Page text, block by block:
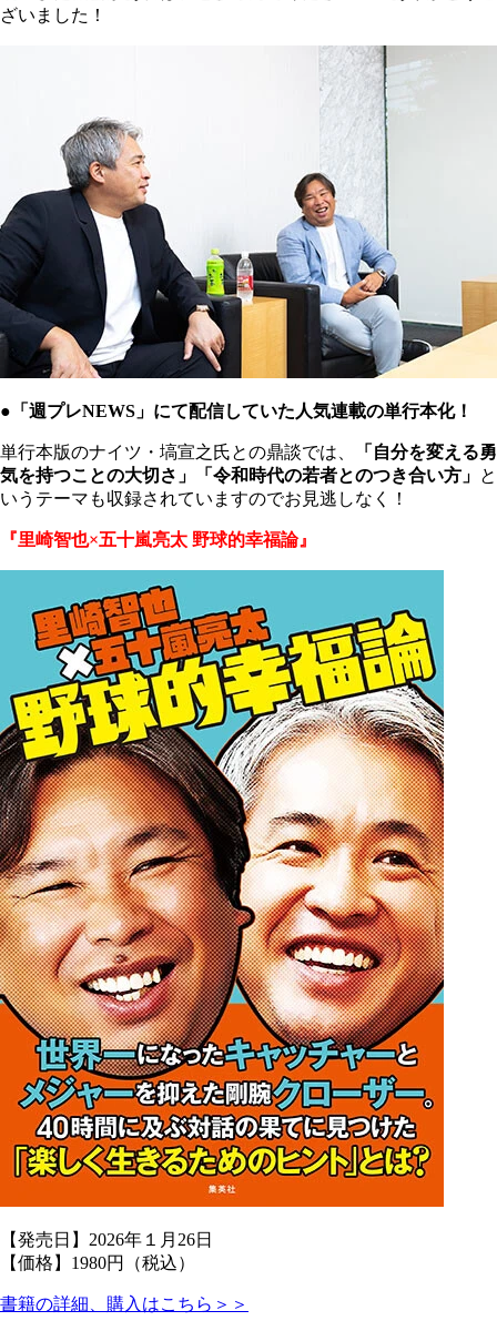
ざいました！
●「週プレNEWS」にて配信していた人気連載の単行本化！
単行本版のナイツ・塙宣之氏との鼎談では、
「自分を変える勇
気を持つことの大切さ」「令和時代の若者とのつき合い方」 と
いうテーマも収録されていますのでお見逃しなく！
『里崎智也×五十嵐亮太 野球的幸福論』
【発売日】2026年１月26日
【価格】1980円（税込）
書籍の詳細、購入はこちら＞＞